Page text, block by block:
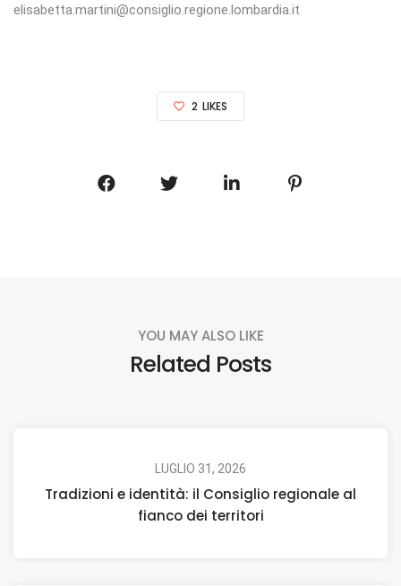
elisabetta.martini@consiglio.regione.lombardia.it
2 LIKES
YOU MAY ALSO LIKE
Related Posts
LUGLIO 31, 2026
Tradizioni e identità: il Consiglio regionale al
fianco dei territori